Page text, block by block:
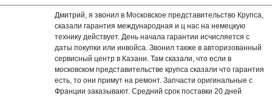
Дмитрий, я звонил в Московское представительство Крупса,
сказали гарантия международная и ц нас на немецкую
технику действует. День начала гарантии исчисляется с
даты покупки или инвойса. Звонил также в авторизованный
сервисный центр в Казани. Там сказали, что если в
московском представительстве крупса сказали что гарантия
есть, то они примут на ремонт. Запчасти оригинальные с
Франции заказывают. Средний срок поставки 20 дней